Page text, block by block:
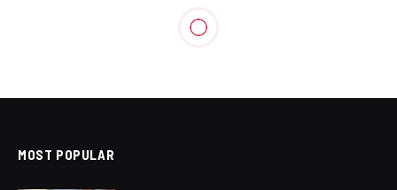
MOST POPULAR